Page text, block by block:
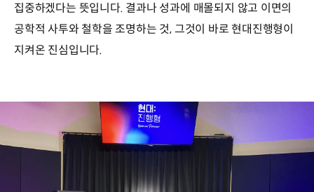
집중하겠다는 뜻입니다. 결과나 성과에 매몰되지 않고 이면의
공학적 사투와 철학을 조명하는 것, 그것이 바로 현대진행형이
지켜온 진심입니다.